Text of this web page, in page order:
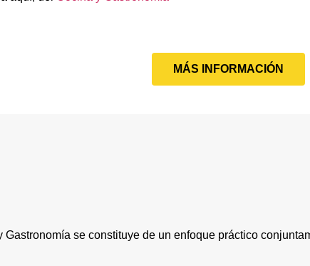
MÁS INFORMACIÓN
se constituye de un enfoque práctico